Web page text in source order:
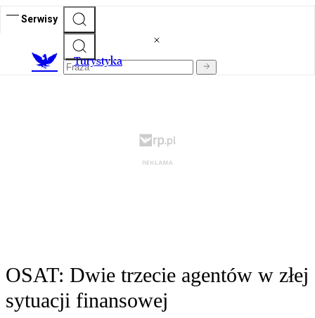
Serwisy
Turystyka
OSAT: Dwie trzecie agentów w złej
sytuacji finansowej